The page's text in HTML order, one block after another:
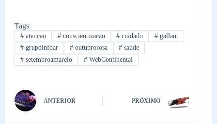
Tags
#atencao #conscientizacao # cuidado # gallant
#grupoinfoar #outubrorosa # saúde
#setembroamarelo #WebContinental
ANTERIOR PRÓXIMO